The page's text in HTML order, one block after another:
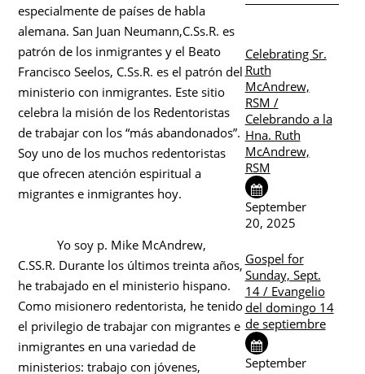
especialmente de países de habla
alemana. San Juan Neumann,C.Ss.R. es
patrón de los inmigrantes y el Beato
Francisco Seelos, C.Ss.R. es el patrón del
ministerio con inmigrantes. Este sitio
celebra la misión de los Redentoristas
de trabajar con los “más abandonados”.
Soy uno de los muchos redentoristas
que ofrecen atención espiritual a
migrantes e inmigrantes hoy.
Yo soy p. Mike McAndrew,
C.SS.R. Durante los últimos treinta años,
he trabajado en el ministerio hispano.
Como misionero redentorista, he tenido
el privilegio de trabajar con migrantes e
inmigrantes en una variedad de
ministerios: trabajo con jóvenes,
Celebrating Sr.
Ruth
McAndrew,
RSM /
Celebrando a la
Hna. Ruth
McAndrew,
RSM
September
20, 2025
Gospel for
Sunday, Sept.
14 / Evangelio
del domingo 14
de septiembre
September